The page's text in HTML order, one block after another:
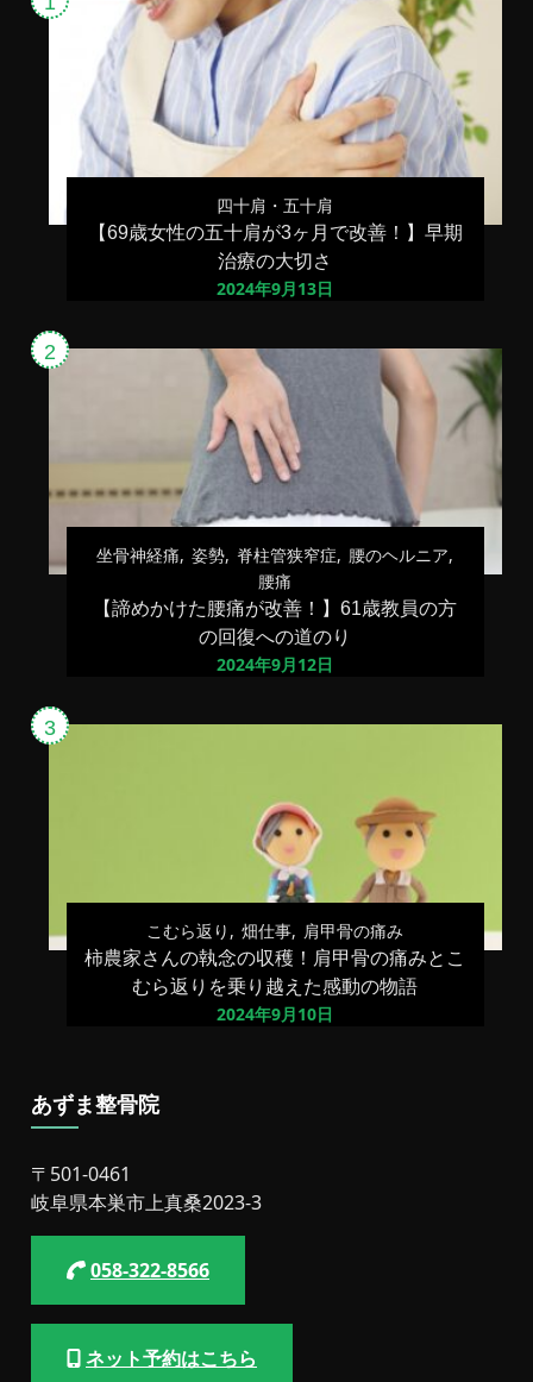
ル
の
効
果
と
は？
四十肩・五十肩
【69歳女性の五十肩が3ヶ月で改善！】早期
治療の大切さ
2024年9月13日
坐骨神経痛 姿勢 脊柱管狭窄症
腰のヘルニア
腰痛
【諦めかけた腰痛が改善！】61歳教員の方
の回復への道のり
2024年9月12日
こむら返り 畑仕事 肩甲骨の痛み
柿農家さんの執念の収穫！肩甲骨の痛みとこ
むら返りを乗り越えた感動の物語
2024年9月10日
あずま整骨院
〒501-0461
岐阜県本巣市上真桑2023-3
058-322-8566
ネット予約はこちら